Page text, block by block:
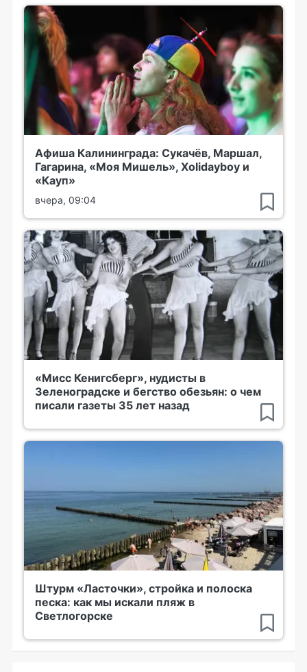
Афиша Калининграда: Сукачёв, Маршал,
Гагарина, «Моя Мишель», Xolidayboy и
«Кауп»
вчера, 09:04
«Мисс Кенигсберг», нудисты в
Зеленоградске и бегство обезьян: о чем
писали газеты 35 лет назад
Штурм «Ласточки», стройка и полоска
песка: как мы искали пляж в
Светлогорске